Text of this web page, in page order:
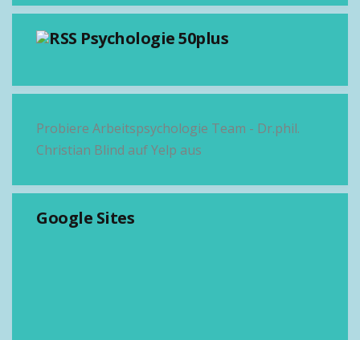
Psychologie 50plus
Probiere Arbeitspsychologie Team - Dr.phil.
Christian Blind auf Yelp aus
Google Sites